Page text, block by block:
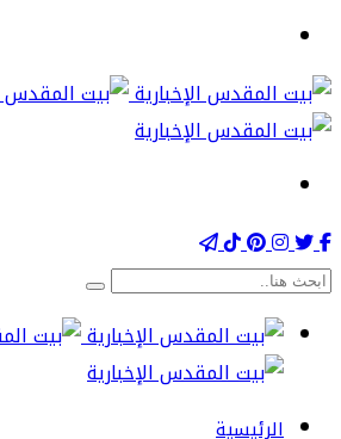
الرئيسية